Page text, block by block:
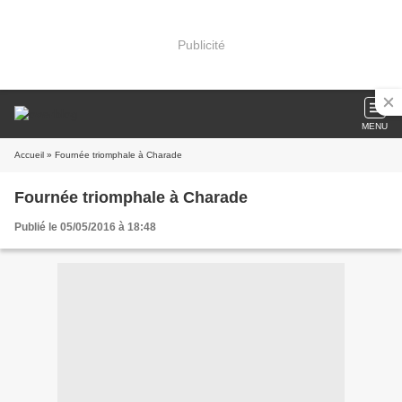
Publicité
MENU
Accueil » Fournée triomphale à Charade
Fournée triomphale à Charade
Publié le 05/05/2016 à 18:48